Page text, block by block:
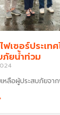
ฟเซอร์ประเท
ภัยน้ำท่วม
หลือผู้ประสบภัยจา